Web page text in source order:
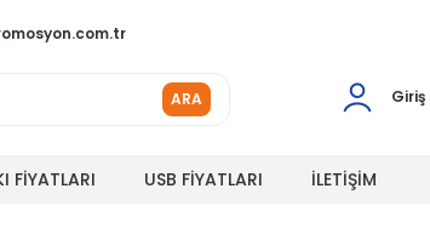
ARA Giriş
FİYATLARI USB FİYATLARI İLETİŞİM